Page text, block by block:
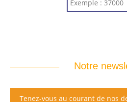
Notre
Tenez-vous au courant de nos